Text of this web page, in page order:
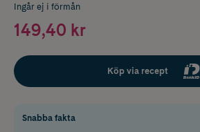
Ingår ej i förmån
149,40 kr
Köp via recept
Snabba fakta